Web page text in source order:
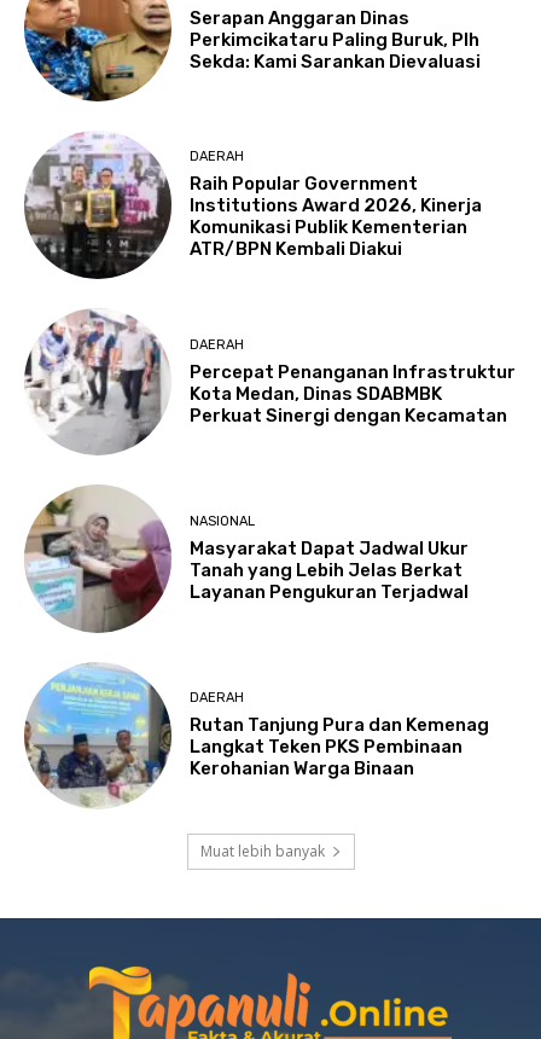
Serapan Anggaran Dinas
Perkimcikataru Paling Buruk, Plh
Sekda: Kami Sarankan Dievaluasi
DAERAH
Raih Popular Government
Institutions Award 2026, Kinerja
Komunikasi Publik Kementerian
ATR/BPN Kembali Diakui
DAERAH
Percepat Penanganan Infrastruktur
Kota Medan, Dinas SDABMBK
Perkuat Sinergi dengan Kecamatan
NASIONAL
Masyarakat Dapat Jadwal Ukur
Tanah yang Lebih Jelas Berkat
Layanan Pengukuran Terjadwal
DAERAH
Rutan Tanjung Pura dan Kemenag
Langkat Teken PKS Pembinaan
Kerohanian Warga Binaan
Muat lebih banyak